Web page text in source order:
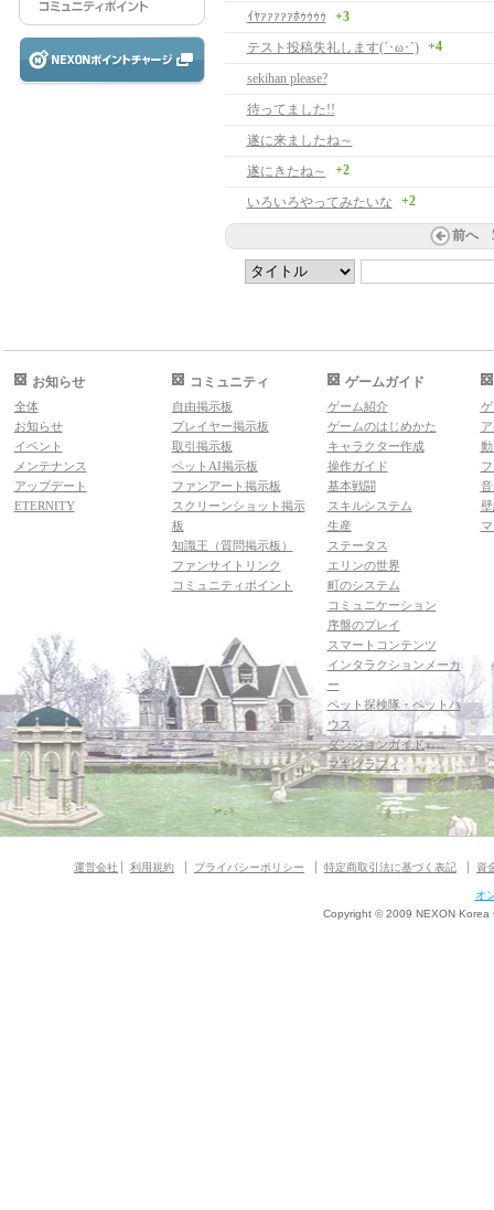
ｲﾔｧｧｧｧｧﾎｩｩｩｩ
+3
テスト投稿失礼します(´･ω･`)
+4
sekihan please?
待ってました!!
遂に来ましたね～
遂にきたね～
+2
いろいろやってみたいな +2
前へ
お知らせ
全体
お知らせ
イベント
メンテナンス
アップデート
ETERNITY
コミュニティ
自由掲示板
プレイヤー掲示板
取引掲示板
ペットAI掲示板
ファンアート掲示板
スクリーンショット掲示
板
知識王（質問掲示板）
ファンサイトリンク
コミュニティポイント
ゲームガイド
ゲーム紹介
ゲームのはじめかた
キャラクター作成
操作ガイド
基本戦闘
スキルシステム
生産
ステータス
エリンの世界
町のシステム
コミュニケーション
序盤のプレイ
スマートコンテンツ
インタラクションメーカ
ー
ペット探検隊・ペットハ
ウス
ダンジョンガイド
マギグラフィ
運営会社 利用規約 プライバシーポリシー 特定商取引法に基づく表記 資
オ
Copyright © 2009 NEXON Korea